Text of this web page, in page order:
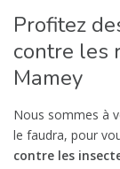
Profitez
contre les
Mamey
Nous sommes à
le faudra, pour
contre les